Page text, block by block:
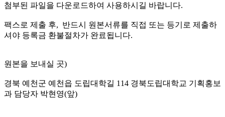
첨부된 파일을 다운로드하여 사용하시길 바랍니다.
팩스로 제출 후, 반드시 원본서류를 직접 또는 등기로 제출하
셔야 등록금 환불절차가 완료됩니다.
원본을 보내실 곳)
경북 예천군 예천읍 도립대학길 114 경북도립대학교 기획홍보
과 담당자 박현영(앞)